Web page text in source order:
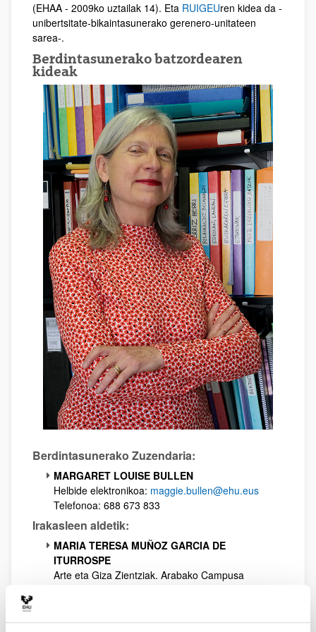
(EHAA - 2009ko uztailak 14). Eta RUIGEUren kidea da -
unibertsitate-bikaintasunerako gerenero-unitateen
sarea-.
Berdintasunerako batzordearen
kideak
Berdintasunerako Zuzendaria:
MARGARET LOUISE BULLEN
Helbide elektronikoa: maggie.bullen@ehu.eus
Telefonoa: 688 673 833
Irakasleen aldetik:
MARIA TERESA MUÑOZ GARCIA DE
ITURROSPE
Arte eta Giza Zientziak. Arabako Campusa
Zientziak. Zientzia eta Teknologia Fakultatea.